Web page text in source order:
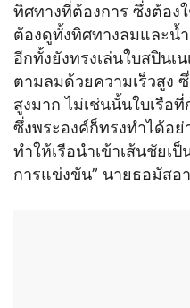
ทิศทางที่ต้องการ ซึ่งต้อง
ต้องดูทั้งทิศทางลมและน้ำ
อีกทั้งยังทรงเล่นใบสปินเ
ตามลมด้วยความเร็วสูง
สูงมาก ไม่เช่นนั้นใบเรือ
ซึ่งพระองค์ก็ทรงทำได้อ
ทำให้เรือนำเข้าเส้นชัยเ
การแข่งขัน” นายธอมัสอ